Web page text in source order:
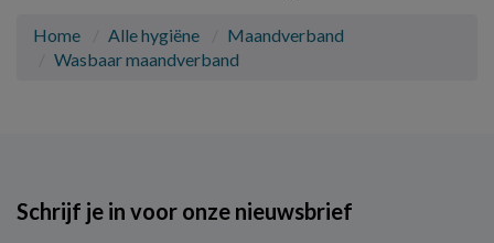
Home Alle hygiëne
Maandverband
Wasbaar maandverband
Schrijf je in voor onze nieuwsbrief